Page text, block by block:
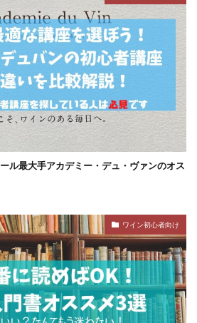
ル最大手アカデミー・デュ・ヴァンのオス
ワイン初心者向け